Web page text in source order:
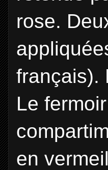
rose.
français).
Le
en